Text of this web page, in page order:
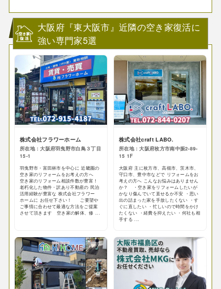
大阪府『東大阪市』近隣の空き家復活に
強い専門家5選
株式会社フラワーホーム
所在地：大阪府羽曳野市白鳥３丁目
15-1
羽曳野市・富田林市を中心に 近畿圏の
空き家のリフォームをお考えの方へ
空き家のリフォーム相談件数が豊富！
老朽化した物件・訳あり不動産の 民泊
活用経験が豊富な 株式会社フラワー
ホームに お任せ下さい！ ご要望や
ご事情に合わせて最適な方法をご提案
させて頂きます 空き家の解体、修 ...
株式会社craft LABO.
所在地：大阪府枚方市南中振2-89-
15 1F
大阪府 主に枚方市、高槻市、茨木市、
守口市、豊中市などで リフォームをお
考えの方へ こんなお悩みはありません
か？ ・空き家をリフォームしたいが
かなり傷んでいて直せるか不安 ・思い
出の詰まった家を手放したくない ・す
ぐに直したい ・忙しいので時間をかけ
たくない ・経費を抑えたい ・何社も相
手する ...